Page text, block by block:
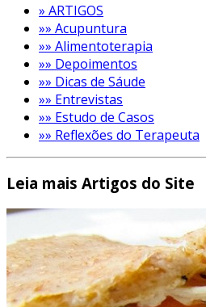
» ARTIGOS
»» Acupuntura
»» Alimentoterapia
»» Depoimentos
»» Dicas de Sáude
»» Entrevistas
»» Estudo de Casos
»» Reflexões do Terapeuta
Leia mais Artigos do Site